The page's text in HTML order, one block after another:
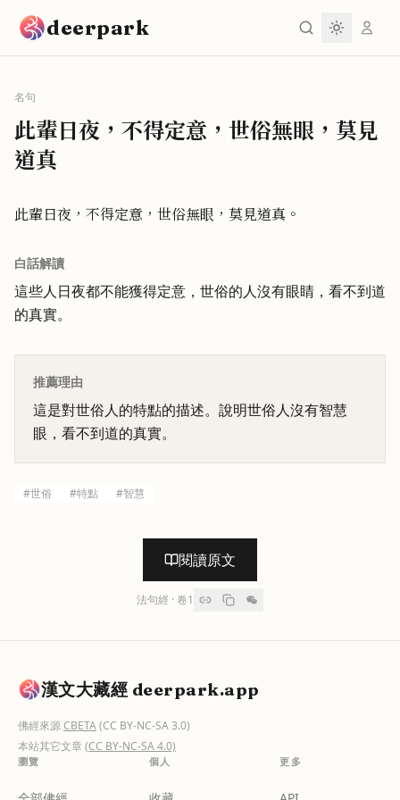
deerpark
名句
此輩日夜，不得定意，世俗無眼，莫見
道真
此輩日夜，不得定意，世俗無眼，莫見道真。
白話解讀
這些人日夜都不能獲得定意，世俗的人沒有眼睛，看不到道
的真實。
推薦理由
這是對世俗人的特點的描述。說明世俗人沒有智慧
眼，看不到道的真實。
#世俗 #特點 #智慧
閱讀原文
法句經 · 卷1
漢文大藏經 deerpark.app
佛經來源CBETA(CC BY-NC-SA 3.0)
本站其它文章(CC BY-NC-SA 4.0)
瀏覽 個人 更多